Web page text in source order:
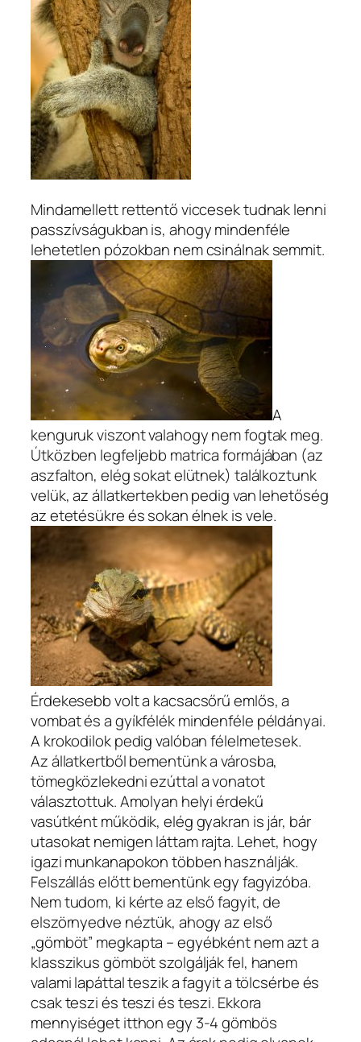
Mindamellett rettentő viccesek tudnak lenni
passzívságukban is, ahogy mindenféle
lehetetlen pózokban nem csinálnak semmit.
A
kenguruk viszont valahogy nem fogtak meg.
Útközben legfeljebb matrica formájában (az
aszfalton, elég sokat elütnek) találkoztunk
velük, az állatkertekben pedig van lehetőség
az etetésükre és sokan élnek is vele.
Érdekesebb volt a kacsacsőrű emlős, a
vombat és a gyíkfélék mindenféle példányai.
A krokodilok pedig valóban félelmetesek.
Az állatkertből bementünk a városba,
tömegközlekedni ezúttal a vonatot
választottuk. Amolyan helyi érdekű
vasútként működik, elég gyakran is jár, bár
utasokat nemigen láttam rajta. Lehet, hogy
igazi munkanapokon többen használják.
Felszállás előtt bementünk egy fagyizóba.
Nem tudom, ki kérte az első fagyit, de
elszörnyedve néztük, ahogy az első
„gömböt” megkapta – egyébként nem azt a
klasszikus gömböt szolgálják fel, hanem
valami lapáttal teszik a fagyit a tölcsérbe és
csak teszi és teszi és teszi. Ekkora
mennyiséget itthon egy 3-4 gömbös